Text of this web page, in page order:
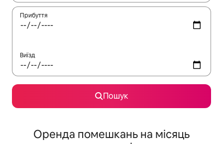
Прибуття
Виїзд
Пошук
Оренда помешкань на місяць